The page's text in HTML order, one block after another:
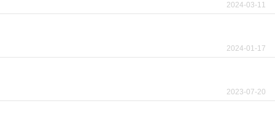
2024-03-11
2024-01-17
2023-07-20